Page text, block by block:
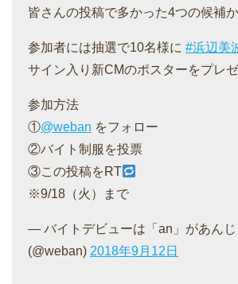
皆さんの投稿で多かった4つの候補
参加者には抽選で10名様に #浜辺美
サイン入り新CMのポスターをプレ
参加方法
①@weban をフォロー
②バイト制服を投票
③この投稿をRT
※9/18（火）まで
— バイトデビューは「an」があんじ
(@weban) 2018年9月12日